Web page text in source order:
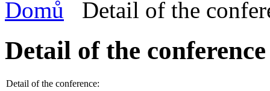
Domů Detail of the
Detail of the conference
Detail of the conference: